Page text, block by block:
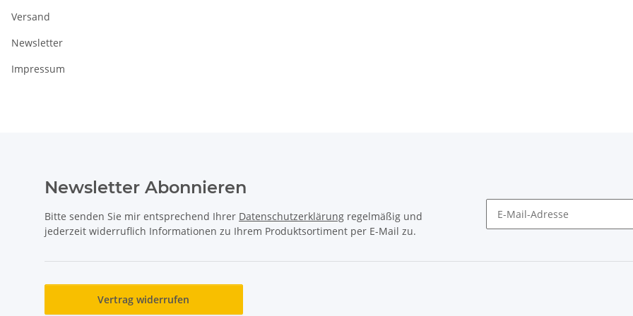
Versand
Newsletter
Impressum
Newsletter Abonnieren
Bitte senden Sie mir entsprechend Ihrer Datenschutzerklärung regelmäßig und
jederzeit widerruflich Informationen zu Ihrem Produktsortiment per E-Mail zu.
Vertrag widerrufen